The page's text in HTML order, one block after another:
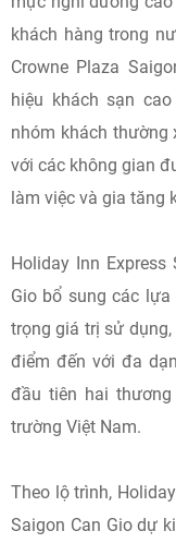
khách hàng trong
Crowne Plaza
hiệu khách sạn
nhóm khách thường
với các không gian
làm việc và gia tăng
Holiday Inn Express
Gio bổ sung các
trọng giá trị sử
điểm đến với đa
đầu tiên hai
trường Việt Nam.
Theo lộ trình,
Saigon Can Gio dự